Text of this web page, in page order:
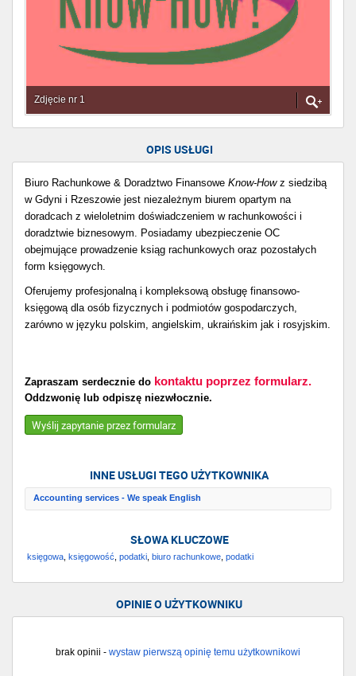
Zdjęcie nr 1
OPIS USŁUGI
Biuro Rachunkowe & Doradztwo Finansowe Know-Howz siedzibą
w Gdyni i Rzeszowie jest niezależnym biurem opartym na
doradcach z wieloletnim doświadczeniem w rachunkowości i
doradztwie biznesowym. Posiadamy ubezpieczenie OC
obejmujące prowadzenie ksiąg rachunkowych oraz pozostałych
form księgowych.
Oferujemy profesjonalną i kompleksową obsługę finansowo-
księgową dla osób fizycznych i podmiotów gospodarczych,
zarówno w języku polskim, angielskim, ukraińskim jak i rosyjskim.
Zapraszam serdecznie do kontaktu poprzez formularz.
Oddzwonię lub odpiszę niezwłocznie.
Wyślij zapytanie przez formularz
INNE USŁUGI TEGO UŻYTKOWNIKA
Accounting services - We speak English
SŁOWA KLUCZOWE
księgowa księgowość podatki biuro rachunkowe podatki
OPINIE O UŻYTKOWNIKU
brak opinii - wystaw pierwszą opinię temu użytkownikowi